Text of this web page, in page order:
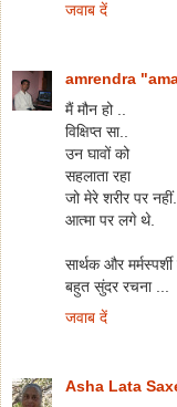
जवाब दें
amrendra
मैं मौन हो ..
विक्षिप्त सा..
उन घावों को
सहलाता रहा
जो मेरे शरीर पर
आत्मा पर लगे थे.
सार्थक और
बहुत सुंदर रचना ...
जवाब दें
Asha Lata